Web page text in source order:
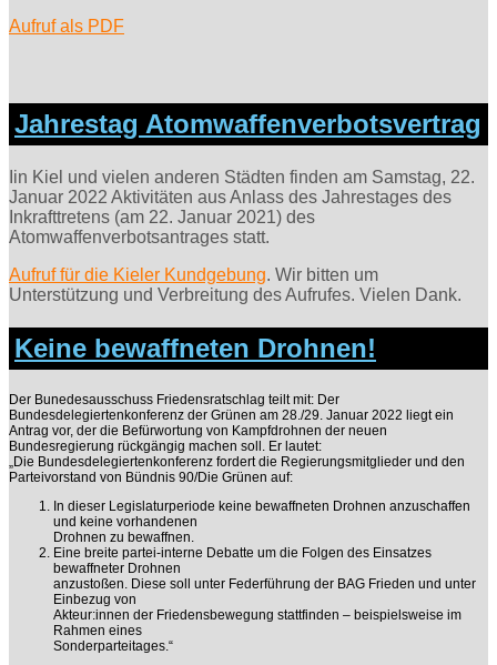
Aufruf als PDF
Jahrestag Atomwaffenverbotsvertrag
Iin Kiel und vielen anderen Städten finden am Samstag, 22.
Januar 2022 Aktivitäten aus Anlass des Jahrestages des
Inkrafttretens (am 22. Januar 2021) des
Atomwaffenverbotsantrages statt.
Aufruf für die Kieler Kundgebung. Wir bitten um
Unterstützung und Verbreitung des Aufrufes. Vielen Dank.
Keine bewaffneten Drohnen!
Der Bunedesausschuss Friedensratschlag teilt mit: Der
Bundesdelegiertenkonferenz der Grünen am 28./29. Januar 2022 liegt ein
Antrag vor, der die Befürwortung von Kampfdrohnen der neuen
Bundesregierung rückgängig machen soll. Er lautet:
„Die Bundesdelegiertenkonferenz fordert die Regierungsmitglieder und den
Parteivorstand von Bündnis 90/Die Grünen auf:
In dieser Legislaturperiode keine bewaffneten Drohnen anzuschaffen
und keine vorhandenen
Drohnen zu bewaffnen.
Eine breite partei-interne Debatte um die Folgen des Einsatzes
bewaffneter Drohnen
anzustoßen. Diese soll unter Federführung der BAG Frieden und unter
Einbezug von
Akteur:innen der Friedensbewegung stattfinden – beispielsweise im
Rahmen eines
Sonderparteitages.“